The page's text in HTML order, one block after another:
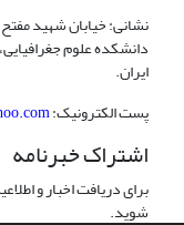
نشانی: خیابان شهید
دانشکده علوم
ایران.
پست الکترونیک:
اشتراک خبرنامه
برای دریافت اخبار و
شوید.